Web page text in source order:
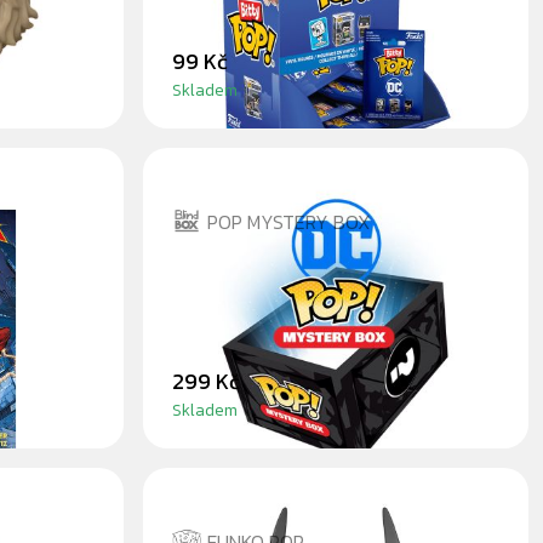
99 Kč
Skladem
POP MYSTERY BOX
299 Kč
Skladem